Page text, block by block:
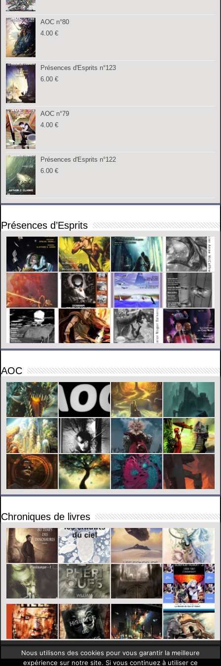
AOC n°80
4.00€
Présences d'Esprits n°123
6.00€
AOC n°79
4.00€
Présences d'Esprits n°122
6.00€
Présences d’Esprits
AOC
Chroniques de livres
Nous utilisons des cookies pour vous garantir la meilleure
expérience sur notre site. Si vous continuez à utiliser ce